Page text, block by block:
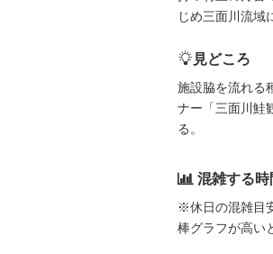
じめ三面川流域
見どころ
施設脇を流れる
ナー「三面川鮭
る。
混雑する
※休日の混雑目
棒グラフが高い